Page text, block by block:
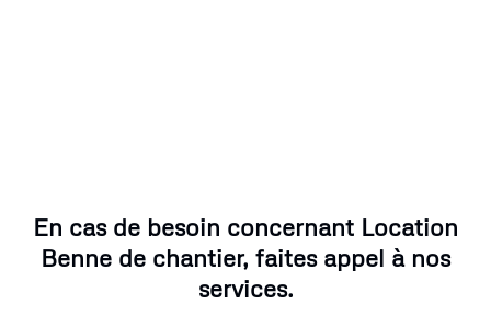
En cas de besoin concernant Location
Benne de chantier, faites appel à nos
services.